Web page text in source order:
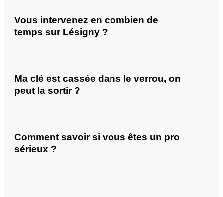
Vous intervenez en combien de
temps sur Lésigny ?
Ma clé est cassée dans le verrou, on
peut la sortir ?
Comment savoir si vous êtes un pro
sérieux ?